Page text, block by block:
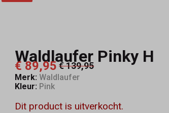
Waldlaufer Pinky H
€ 89,95€ 139,95
Merk: Waldlaufer
Kleur: Pink
Dit product is uitverkocht.